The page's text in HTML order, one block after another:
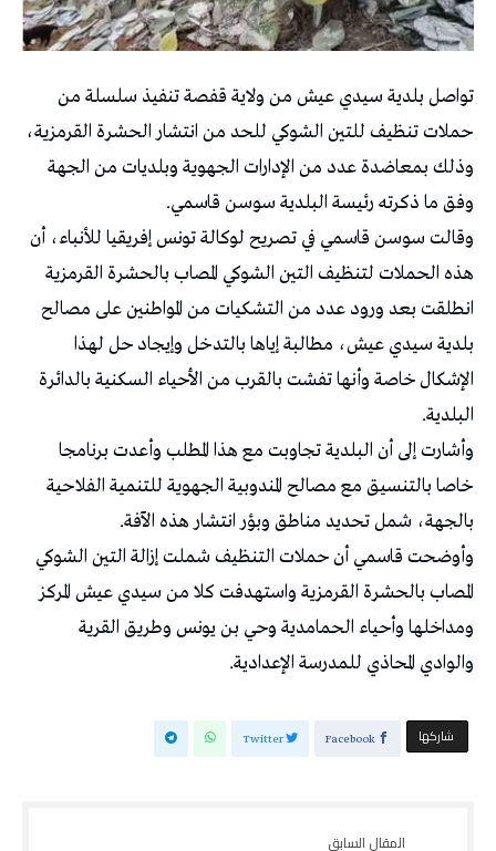
تواصل بلدية سيدي عيش من ولاية قفصة تنفيذ سلسلة من
حملات تنظيف للتين الشوكي للحد من انتشار الحشرة القرمزية،
وذلك بمعاضدة عدد من الإدارات الجهوية وبلديات من الجهة
وفق ما ذكرته رئيسة البلدية سوسن قاسمي.
وقالت سوسن قاسمي في تصريح لوكالة تونس إفريقيا للأنباء، أن
هذه الحملات لتنظيف التين الشوكي المصاب بالحشرة القرمزية
انطلقت بعد ورود عدد من التشكيات من المواطنين على مصالح
بلدية سيدي عيش، مطالبة إياها بالتدخل وإيجاد حل لهذا
الإشكال خاصة وأنها تفشت بالقرب من الأحياء السكنية بالدائرة
البلدية.
وأشارت إلى أن البلدية تجاوبت مع هذا المطلب وأعدت برنامجا
خاصا بالتنسيق مع مصالح المندوبية الجهوية للتنمية الفلاحية
بالجهة، شمل تحديد مناطق وبؤر انتشار هذه الآفة.
وأوضحت قاسمي أن حملات التنظيف شملت إزالة التين الشوكي
المصاب بالحشرة القرمزية واستهدفت كلا من سيدي عيش المركز
ومداخلها وأحياء الحمامدية وحي بن يونس وطريق القرية
والوادي المحاذي للمدرسة الإعدادية.
‫‫ شاركها‬ Facebook
Twitter